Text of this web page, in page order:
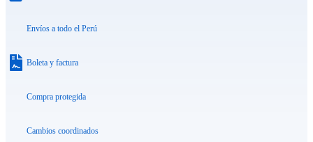
Envíos a todo el Perú
Boleta y factura
Compra protegida
Cambios coordinados